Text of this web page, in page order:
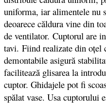
uniforma, iar alimentele nu
deoarece căldura vine din
de ventilator. Cuptorul are
tavi. Fiind realizate din oţel
demontabile asigură
facilitează glisarea la
cuptor. Ghidajele pot fi
spălat vase. Usa cuptorului